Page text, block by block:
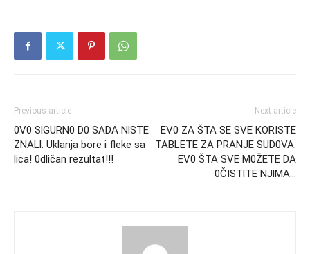
Previous article
0V0 SlGURN0 D0 SADA NlSTE
ZNALl: Uklanja bore i fleke sa
lica! 0dličan rezultat!!!
Next article
EV0 ZA ŠTA SE SVE KORISTE
TABLETE ZA PRANJE SUD0VA:
EV0 ŠTA SVE M0ŽETE DA
0ČISTlTE NJlMA…